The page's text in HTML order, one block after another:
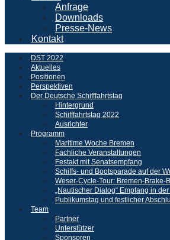
Anfrage
Downloads
Presse-News
Kontakt
DST 2022
Aktuelles
Positionen
Perspektiven
Der Deutsche Schifffahrtstag
Hintergrund
Schifffahrtstag 2022
Ausrichter
Programm
Maritime Woche Bremen
Fachliche Veranstaltungen
Festakt mit Senatsempfang
Schiffs- und Bootsparade auf der
Weser-Cycle-Tour: Bremen-Brake-
„Nautischer Dialog“ Empfang in
Publikumstag und festlicher
Team
Partner
Unterstützer
Sponsoren